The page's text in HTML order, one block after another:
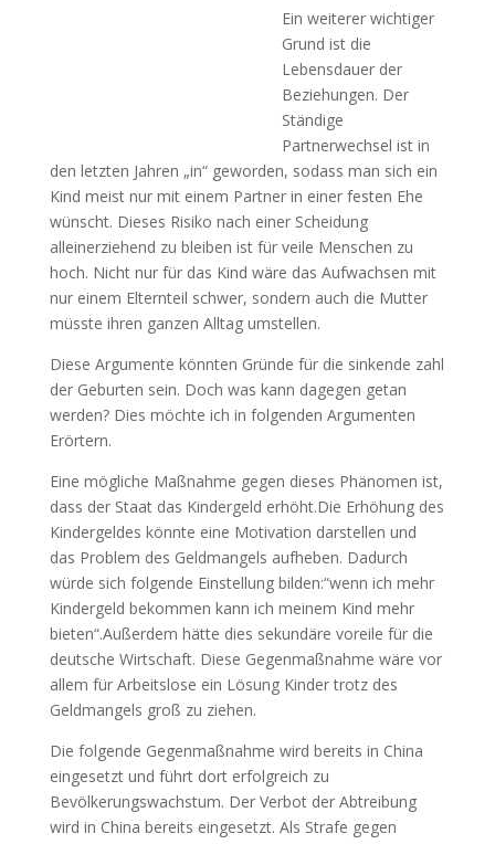
Ein weiterer wichtiger
Grund ist die
Lebensdauer der
Beziehungen. Der
Ständige
Partnerwechsel ist in
den letzten Jahren „in“ geworden, sodass man sich ein
Kind meist nur mit einem Partner in einer festen Ehe
wünscht. Dieses Risiko nach einer Scheidung
alleinerziehend zu bleiben ist für veile Menschen zu
hoch. Nicht nur für das Kind wäre das Aufwachsen mit
nur einem Elternteil schwer, sondern auch die Mutter
müsste ihren ganzen Alltag umstellen.
Diese Argumente könnten Gründe für die sinkende zahl
der Geburten sein. Doch was kann dagegen getan
werden? Dies möchte ich in folgenden Argumenten
Erörtern.
Eine mögliche Maßnahme gegen dieses Phänomen ist,
dass der Staat das Kindergeld erhöht.Die Erhöhung des
Kindergeldes könnte eine Motivation darstellen und
das Problem des Geldmangels aufheben. Dadurch
würde sich folgende Einstellung bilden:“wenn ich mehr
Kindergeld bekommen kann ich meinem Kind mehr
bieten“.Außerdem hätte dies sekundäre voreile für die
deutsche Wirtschaft. Diese Gegenmaßnahme wäre vor
allem für Arbeitslose ein Lösung Kinder trotz des
Geldmangels groß zu ziehen.
Die folgende Gegenmaßnahme wird bereits in China
eingesetzt und führt dort erfolgreich zu
Bevölkerungswachstum. Der Verbot der Abtreibung
wird in China bereits eingesetzt. Als Strafe gegen